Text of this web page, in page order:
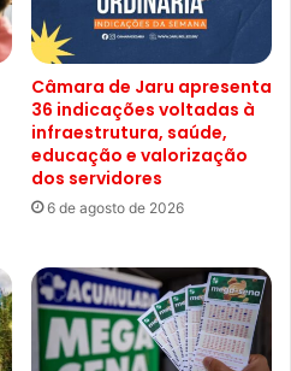
Câmara de Jaru apresenta
36 indicações voltadas à
infraestrutura, saúde,
educação e valorização
dos servidores
6 de agosto de 2026